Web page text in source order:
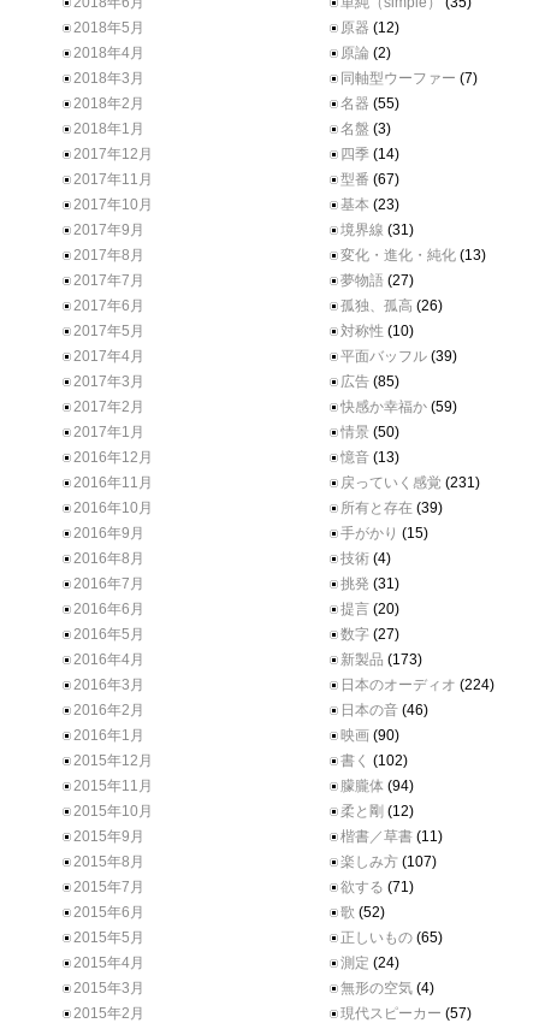
2018年5月
2018年4月
2018年3月
2018年2月
2018年1月
2017年12月
2017年11月
2017年10月
2017年9月
2017年8月
2017年7月
2017年6月
2017年5月
2017年4月
2017年3月
2017年2月
2017年1月
2016年12月
2016年11月
2016年10月
2016年9月
2016年8月
2016年7月
2016年6月
2016年5月
2016年4月
2016年3月
2016年2月
2016年1月
2015年12月
2015年11月
2015年10月
2015年9月
2015年8月
2015年7月
2015年6月
2015年5月
2015年4月
2015年3月
2015年2月
原器 (12)
原論 (2)
同軸型ウーファー (7)
名器 (55)
名盤 (3)
四季 (14)
型番 (67)
基本 (23)
境界線 (31)
変化・進化・純化 (13)
夢物語 (27)
孤独、孤高 (26)
対称性 (10)
平面バッフル (39)
広告 (85)
快感か幸福か (59)
情景 (50)
憶音 (13)
戻っていく感覚 (231)
所有と存在 (39)
手がかり (15)
技術 (4)
挑発 (31)
提言 (20)
数字 (27)
新製品 (173)
日本のオーディオ (224)
日本の音 (46)
映画 (90)
書く (102)
朦朧体 (94)
柔と剛 (12)
楷書／草書 (11)
楽しみ方 (107)
欲する (71)
歌 (52)
正しいもの (65)
測定 (24)
無形の空気 (4)
現代スピーカー (57)